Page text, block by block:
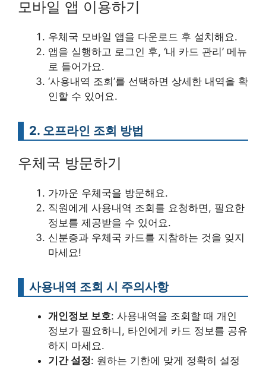
모바일 앱 이용하기
우체국 모바일 앱을 다운로드 후 설치해요.
앱을 실행하고 로그인 후, ‘내 카드 관리’ 메뉴
로 들어가요.
‘사용내역 조회’를 선택하면 상세한 내역을 확
인할 수 있어요.
2. 오프라인 조회 방법
우체국 방문하기
가까운 우체국을 방문해요.
직원에게 사용내역 조회를 요청하면, 필요한
정보를 제공받을 수 있어요.
신분증과 우체국 카드를 지참하는 것을 잊지
마세요!
사용내역 조회 시 주의사항
개인정보 보호: 사용내역을 조회할 때 개인
정보가 필요하니, 타인에게 카드 정보를 공유
하지 마세요.
기간 설정: 원하는 기한에 맞게 정확히 설정